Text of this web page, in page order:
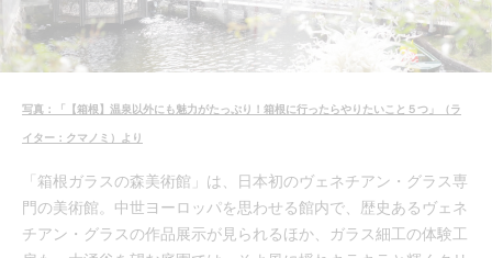
写真：「【箱根】温泉以外にも魅力がたっぷり！箱根に行ったらやりたいこと５つ」（ラ
イター：クマノミ）より
「箱根ガラスの森美術館」は、日本初のヴェネチアン・グラス専
門の美術館。中世ヨーロッパを思わせる館内で、歴史あるヴェネ
チアン・グラスの作品展示が見られるほか、ガラス細工の体験工